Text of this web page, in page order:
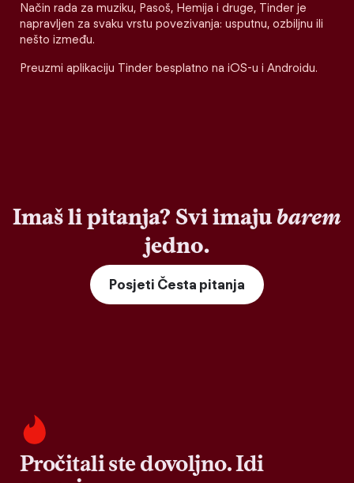
Način rada za muziku, Pasoš, Hemija i druge, Tinder je
napravljen za svaku vrstu povezivanja: usputnu, ozbiljnu ili
nešto između.
Preuzmi aplikaciju Tinder besplatno na iOS-u i Androidu.
Imaš li pitanja? Svi imaju barem
jedno.
Posjeti Česta pitanja
Pročitali ste dovoljno. Idi